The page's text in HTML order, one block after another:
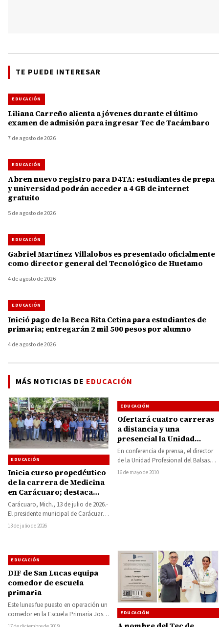
TE PUEDE INTERESAR
EDUCACIÓN
Liliana Carreño alienta a jóvenes durante el último
examen de admisión para ingresar Tec de Tacámbaro
7 de agosto de 2026
EDUCACIÓN
Abren nuevo registro para D4TA: estudiantes de prepa
y universidad podrán acceder a 4 GB de internet
gratuito
5 de agosto de 2026
EDUCACIÓN
Gabriel Martínez Villalobos es presentado oficialmente
como director general del Tecnológico de Huetamo
4 de agosto de 2026
EDUCACIÓN
Inició pago de la Beca Rita Cetina para estudiantes de
primaria; entregarán 2 mil 500 pesos por alumno
4 de agosto de 2026
MÁS NOTICIAS DE EDUCACIÓN
EDUCACIÓN
Inicia curso propedéutico
de la carrera de Medicina
en Carácuaro; destaca
Hever Tentory impulso a la
educación superior
Carácuaro, Mich., 13 de julio de 2026.-
El presidente municipal de Carácuaro,
Hever Tentory García, afirmó que el…
13 de julio de 2026
EDUCACIÓN
Ofertará cuatro carreras
a distancia y una
presencial la Unidad
Profesional del Balsas
En conferencia de prensa, el director
de la Unidad Profesional del Balsas
(UNIP), Alejo Maldonado Gallardo,
16 de mayo de 2010
EDUCACIÓN
DIF de San Lucas equipa
comedor de escuela
primaria
Este lunes fue puesto en operación un
comedor en la Escuela Primaria José
María Morelos del municipio de…
EDUCACIÓN